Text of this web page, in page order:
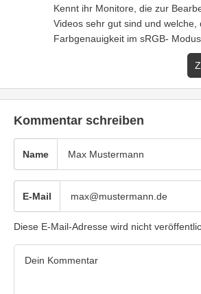
Kennt ihr Monitore, die zur
Videos sehr gut sind und welche,
Farbgenauigkeit im sRGB-
Kommentar schreiben
Name
E-Mail
Diese E-Mail-Adresse wird nicht